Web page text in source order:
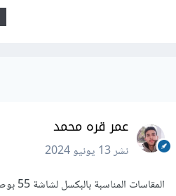
عمر قره محمد
نشر13 يونيو 2024
المقاسات المناسبة بالبكسل لشاشة 55 بوصة: